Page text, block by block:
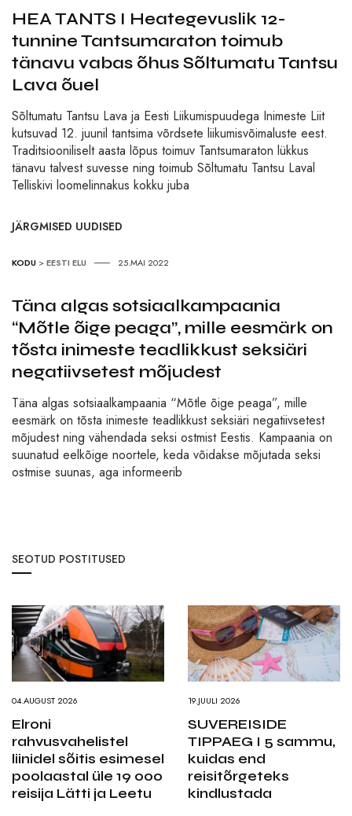
HEA TANTS I Heategevuslik 12-
tunnine Tantsumaraton toimub
tänavu vabas õhus Sõltumatu Tantsu
Lava õuel
Sõltumatu Tantsu Lava ja Eesti Liikumispuudega Inimeste Liit
kutsuvad 12. juunil tantsima võrdsete liikumisvõimaluste eest.
Traditsiooniliselt aasta lõpus toimuv Tantsumaraton lükkus
tänavu talvest suvesse ning toimub Sõltumatu Tantsu Laval
Telliskivi loomelinnakus kokku juba
JÄRGMISED UUDISED
KODU >EESTI ELU 25.MAI 2022
Täna algas sotsiaalkampaania
“Mõtle õige peaga”, mille eesmärk on
tõsta inimeste teadlikkust seksiäri
negatiivsetest mõjudest
Täna algas sotsiaalkampaania “Mõtle õige peaga”, mille
eesmärk on tõsta inimeste teadlikkust seksiäri negatiivsetest
mõjudest ning vähendada seksi ostmist Eestis. Kampaania on
suunatud eelkõige noortele, keda võidakse mõjutada seksi
ostmise suunas, aga informeerib
SEOTUD POSTITUSED
04.AUGUST 2026
Elroni
rahvusvahelistel
liinidel sõitis esimesel
poolaastal üle 19 000
reisija Lätti ja Leetu
19.JUULI 2026
SUVEREISIDE
TIPPAEG I 5 sammu,
kuidas end
reisitõrgeteks
kindlustada